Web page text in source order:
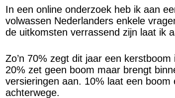
In een online onderzoek heb ik aan
volwassen Nederlanders enkele
de uitkomsten verrassend zijn laat ik
Zo’n 70% zegt dit jaar een
20% zet geen boom maar brengt
versieringen aan. 10% laat een boom
achterwege.